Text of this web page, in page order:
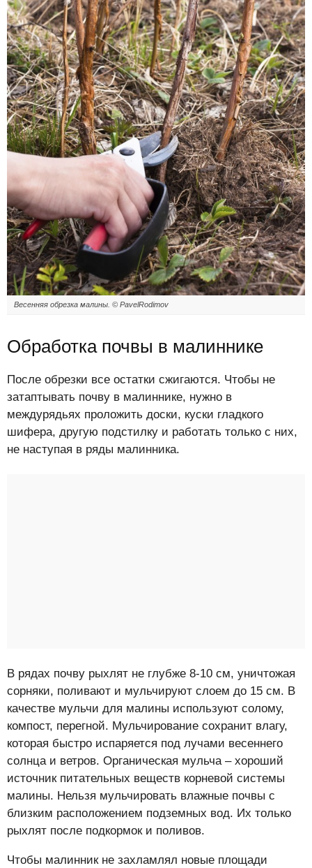
Весенняя обрезка малины. © PavelRodimov
Обработка почвы в малиннике
После обрезки все остатки сжигаются. Чтобы не
затаптывать почву в малиннике, нужно в
междурядьях проложить доски, куски гладкого
шифера, другую подстилку и работать только с них,
не наступая в ряды малинника.
В рядах почву рыхлят не глубже 8-10 см, уничтожая
сорняки, поливают и мульчируют слоем до 15 см. В
качестве мульчи для малины используют солому,
компост, перегной. Мульчирование сохранит влагу,
которая быстро испаряется под лучами весеннего
солнца и ветров. Органическая мульча – хороший
источник питательных веществ корневой системы
малины. Нельзя мульчировать влажные почвы с
близким расположением подземных вод. Их только
рыхлят после подкормок и поливов.
Чтобы малинник не захламлял новые площади